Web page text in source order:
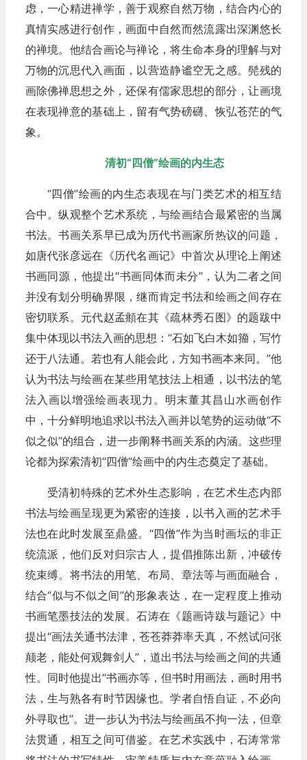
虑，一心精进禅学，善于观察自然万物，结合内心的
真情实感进行创作，画面中自然而然流露出深渊悠长
的禅境。他结合画论与禅论，将生命本身的理解与对
万物的沉思代入画面，以营造静谧空无之感。髡残的
画除佛禅思想之外，还保有儒家思想的部分，让画境
在表现禅意的基础上，留有气势磅礴、恢弘苍茫的气
象。
清初“四僧”绘画的内生态
“四僧”绘画的内生态表现在与门类艺术的相互结
合中。纵观整个艺术系统，与绘画结合最紧密的当属
书法。书画关系早已成为历代书画家所热议的问题，
如唐代张彦远在《历代名画记》中首次从理论上阐述
书画同源，他提出“书画同体而未分”，认为二者之间
并没有划分明确界限，继而肯定书法和绘画之间存在
密切联系。元代赵孟頫在其《疏林秀石图》的题跋中
集中体现以书法入画的思想：“石如飞白木如籀，写竹
还于八法通。若也有人能会此，方知书画本来同。”他
认为书法与绘画在某些用笔技法上相通，以书法的笔
法入画以增强绘画表现力。明末董其昌山水画创作
中，十分鲜明地追求以书法入画并以笔势的运动做“不
似之似”的组合，进一步阐释书画关系的内涵。这些理
论都为探索清初“四僧”绘画中的内生态奠定了基础。
受清初特殊的艺术外生态影响，在艺术生态内部
书法与绘画呈现更为紧密的连接，以书入画的艺术手
法也在此时发展至鼎盛。“四僧”作为当时画坛的非正
统流派，他们反对归宗古人，提倡推陈出新，冲破传
统束缚。将书法的用笔、布局、章法等与画面融合，
结合“似与不似之间”的形象表达，在一定程度上推动
书画笔墨技法的发展。石涛在《题画诗跋与题记》中
提出“画法关通书法津，苍苍莽莽率天真，不然试问张
颠老，能处何观舞剑人”，道出书法与绘画之间的共通
性。同时他提出“书画亦等，但书时用画法，画时用书
法，生与熟各有时节因缘也。学者自悟自证，不必向
外寻取也”。进一步认为书法与绘画虽不拘一法，但章
法贯通，相互之间可借鉴。在艺术实践中，石涛常常